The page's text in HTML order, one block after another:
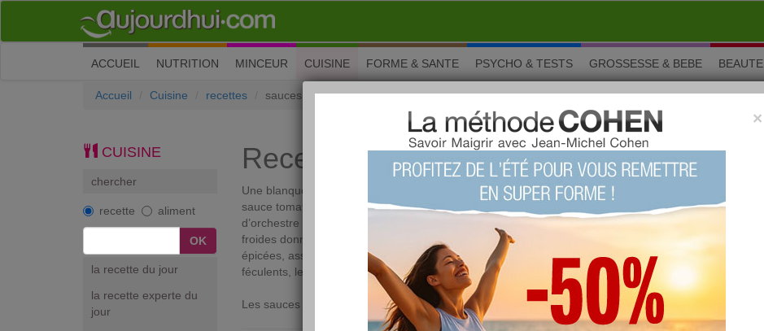
ACCUEIL (current)
NUTRITION MINCEUR CUISINE FORME & SANTE PSYCHO & TESTS GROSSESSE & BEBE BEAUTE
Accueil Cuisine recettes sauces
CUISINE
chercher
recette aliment
la recette du jour
la recette experte du
jour
Recettes : sauces
Une blanquette de veau sans sauce blanche ou des spaghettis à la bolognaise sans
sauce tomate, c’est un peu comme une formation philharmonique sans chef
d’orchestre ! Plus qu’un accompagnement, les sauces chaudes comme les sauces
froides donnent vie et caractère aux recettes de cuisine. Savoureuses, parfumées,
épicées, assaisonnées, elles savent mettre en valeur aussi bien les légumes que les
féculents, les poissons que les viandes, les salades que les plats.
Les sauces sont classées par :sauce froide, sauce chaude.
×